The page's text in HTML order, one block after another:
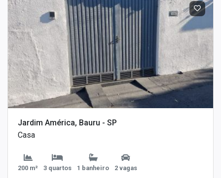
Jardim América, Bauru - SP
Casa
200 m² 3 quartos 1 banheiro 2 vagas